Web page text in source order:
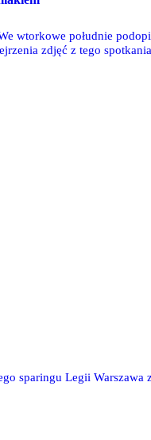
wtorkowe południe
zdjęć z tego
sparingu Legii Warszawa